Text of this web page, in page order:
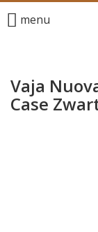
menu
Vaja
Case